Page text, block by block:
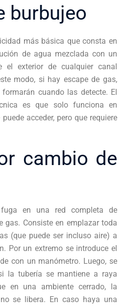
burbujeo
más básica que consta en
de agua mezclada con un
el exterior de cualquier canal
modo, si hay escape de gas,
cuando las detecte. El
es que solo funciona en
acceder, pero que requiere
cambio de
en una red completa de
gas. Consiste en emplazar toda
(que puede ser incluso aire) a
Por un extremo se introduce el
con un manómetro. Luego, se
la tubería se mantiene a raya
en una ambiente cerrado, la
se libera. En caso haya una